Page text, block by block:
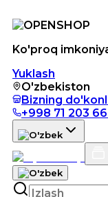
Ko'proq
Yuklash
O'zbekiston
Bizning
+998 71 203